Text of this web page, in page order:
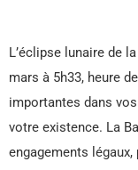
L’éclipse lunaire de
mars à 5h33, heure
importantes dans
votre existence. La
engagements